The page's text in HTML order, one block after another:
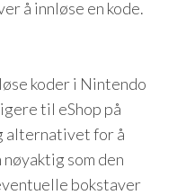
å innløse en kode.
koder i Nintendo
til eShop på
alternativet for å
nøyaktig som den
bokstaver